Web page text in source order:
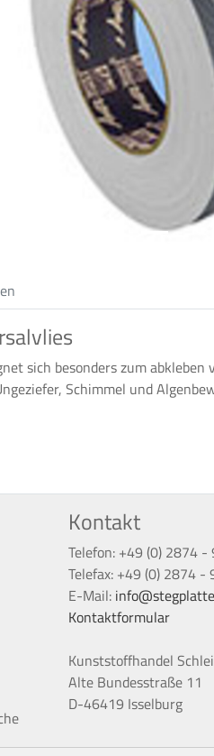
sich besonders zum
Schimmel und
Kontakt
Telefon: +49 (0) 2874
Telefax: +49 (0) 2874 -
E-Mail:
Kontaktformular
Kunststoffhandel
Alte Bundesstraße 11
D-46419 Isselburg